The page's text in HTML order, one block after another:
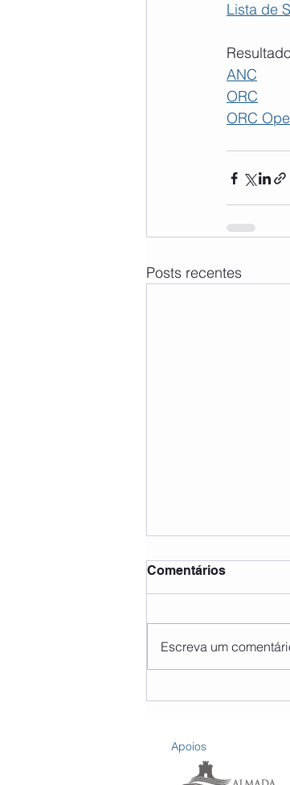
Lista de
ANC
ORC
ORC
Posts recentes
Comentários
Escreva um
Apoios